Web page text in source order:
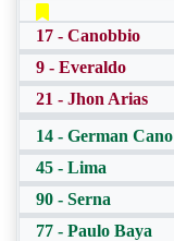
17 - Canobbio
9 - Everaldo
21 - Jhon Arias
14 - German Cano
45 - Lima
90 - Serna
77 - Paulo Baya